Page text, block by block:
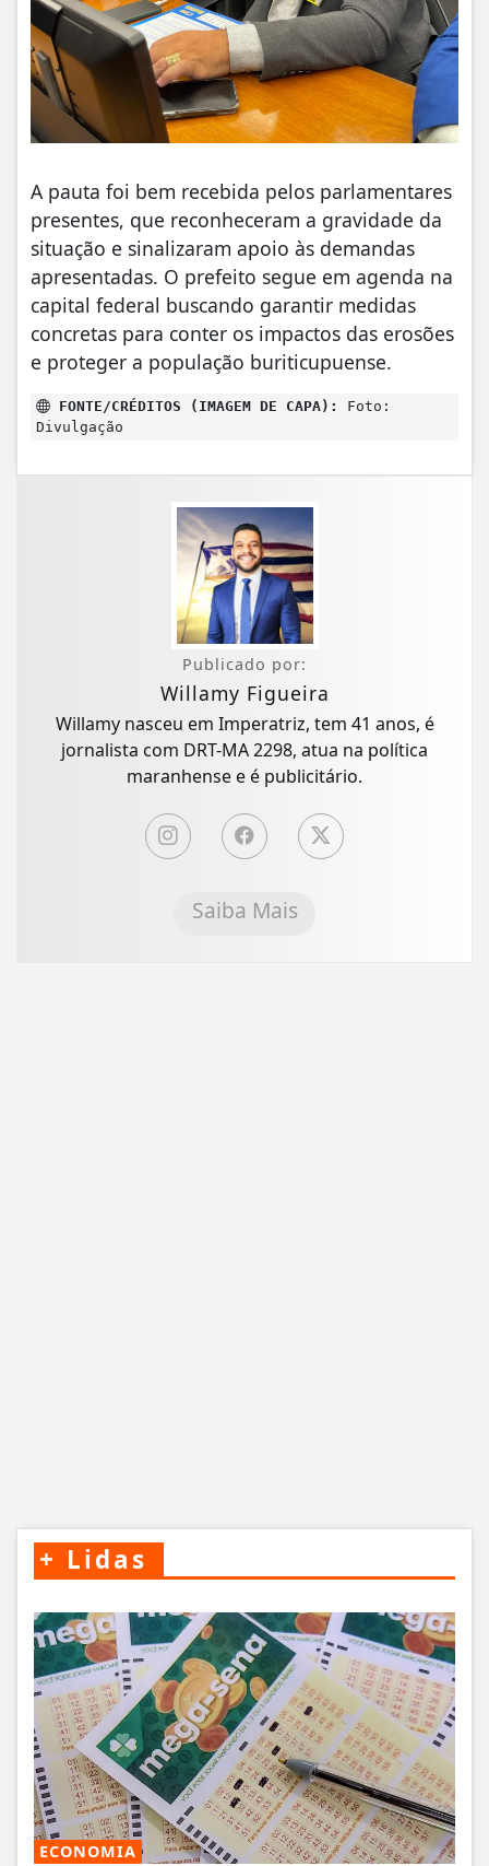
A pauta foi bem recebida pelos parlamentares
presentes, que reconheceram a gravidade da
situação e sinalizaram apoio às demandas
apresentadas. O prefeito segue em agenda na
capital federal buscando garantir medidas
concretas para conter os impactos das erosões
e proteger a população buriticupuense.
FONTE/CRÉDITOS (IMAGEM DE CAPA):
Foto:
Divulgação
Publicado por:
Willamy Figueira
Willamy nasceu em Imperatriz, tem 41 anos, é
jornalista com DRT-MA 2298, atua na política
maranhense e é publicitário.
Saiba Mais
+ Lidas
ECONOMIA